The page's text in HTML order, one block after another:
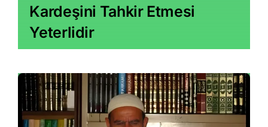
Kardeşini Tahkir Etmesi
Yeterlidir